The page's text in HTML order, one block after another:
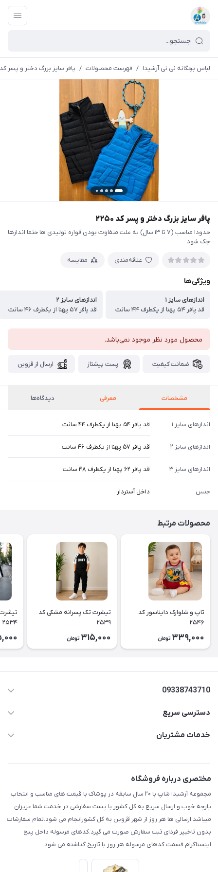
لباس بچگانه نی نی آرشیدا / فهرست محصولات / پافر سایز بزرگ دختر و پسر کد
پافر سایز بزرگ دختر و پسر کد ۲۲۵۰
حدودا مناسب (۷ تا ۱۳ سال) به علت متفاوت بودن قواره تولیدی ها حتما اندازها
چک شود
علاقه‌مندی مقایسه
ویژگی‌ها
اندازهای سایز ۱
قد پافر ۵۴ پهنا از یکطرف ۴۴ سانت
اندازهای سایز ۲
قد پافر ۵۷ پهنا از یکطرف ۴۶ سانت
محصول مورد نظر موجود نمی‌باشد.
ضمانت کیفیت پست پیشتاز ارسال از قزوین
مشخصات معرفی دیدگاه‌ها
اندازهای سایز ۱ قد پافر ۵۴ پهنا از یکطرف ۴۴ سانت
اندازهای سایز ۲ قد پافر ۵۷ پهنا از یکطرف ۴۶ سانت
اندازهای سایز ۳ قد پافر ۶۲ پهنا از یکطرف ۴۸ سانت
جنس داخل آستردار
محصولات مرتبط
تاپ و شلوارک دایناسور کد
۲۵۴۶
339,000 تومان
تیشرت تک پسرانه مشکی کد
۲۵۳۹
315,000 تومان
۲۵۳۴
09338743710
دسترسی سریع
حساب کاربری
لیست محصولات
درباره ما
تماس با ما
خدمات مشتریان
مختصری درباره فروشگاه
مجموعه آرشیدا شاپ با ۲۰ سال سابقه در پوشاک با قیمت های مناسب و انتخاب
پارچه خوب و ارسال سریع به کل کشور با پست سفارشی در خدمت شما عزیزان
میباشد.ارسالی ها هر روز از شهر قزوین به کل کشورانجام می شود.تمام سفارشات
بدون تاخییر فردای ثبت سفارش صورت می گیرد.کدهای مرسوله داخل پیج
اینستاگرام قسمت کدهای مرسوله هر روز با تاریخ گذاشته می شود.